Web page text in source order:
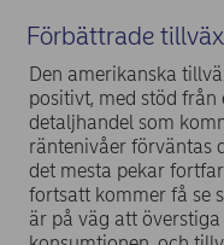
Förbättrade
Den amerikanska
positivt, med stöd
detaljhandel som
räntenivåer förväntas
det mesta pekar
fortsatt kommer få se
är på väg att